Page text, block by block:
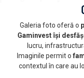
Galeria foto oferă o
Gaminvest își
lucru,
Imaginile permit o
contextul în care au